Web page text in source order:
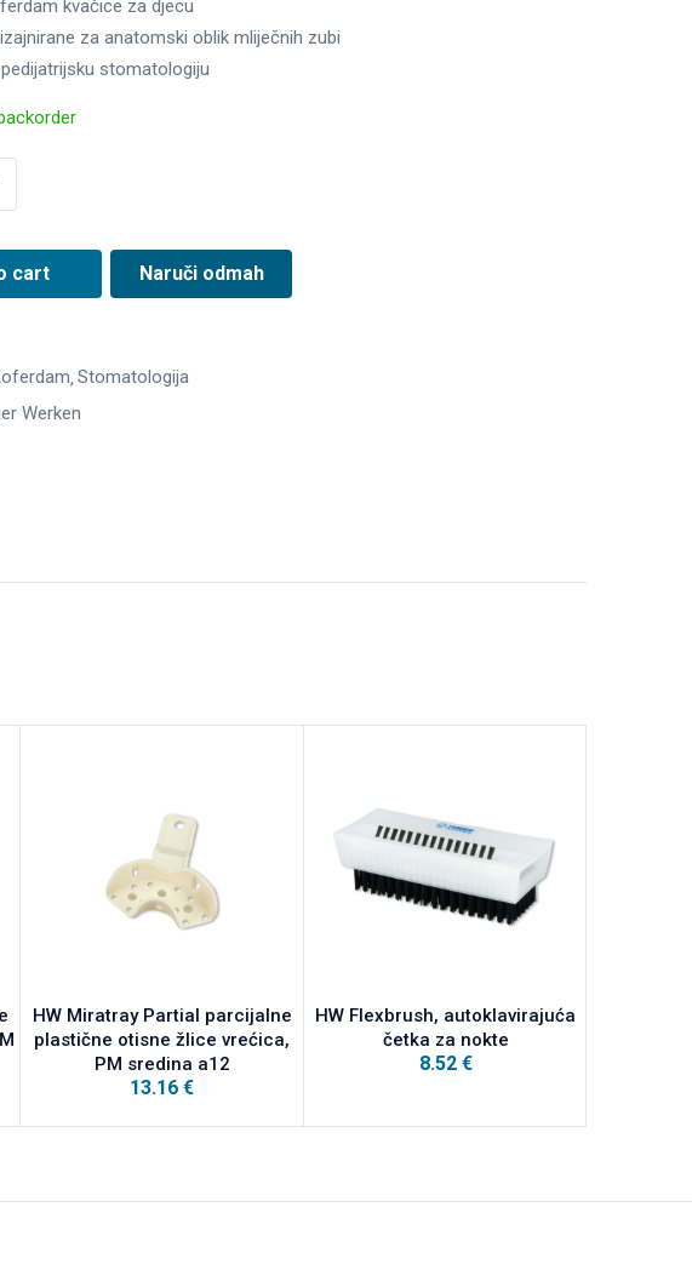
kvačice za djecu
za anatomski oblik mliječnih zubi
stomatologiju
cart Naruči odmah
Stomatologija
Werken
HW Miratray Partial parcijalne
plastične otisne žlice vrećica,
PM sredina a12
13.16 €
HW Flexbrush, autoklavirajuća
četka za nokte
8.52 €